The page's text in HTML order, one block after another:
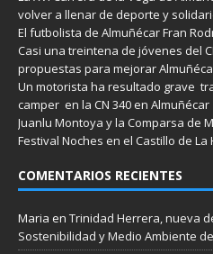
volver a llenar de deporte y
El futbolista de Almuñécar Fran
Casi una treintena de jóvenes del
propuestas para mejorar
Un motorista ha resultado grave
camper en la CN 340 en Almuñécar
Juanlu Montoya y la Comparsa de
Festival Noches en el Castillo de La
COMENTARIOS RECIENTES
Maria en Trinidad Herrera, nueva
Sostenibilidad y Medio Ambiente